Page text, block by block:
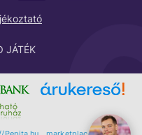
JÁTÉK
marketplace